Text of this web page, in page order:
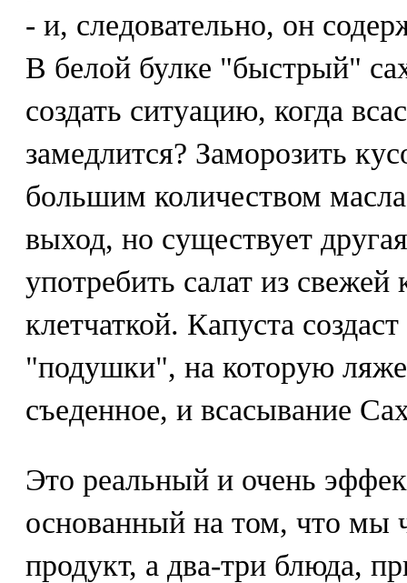
- и, следовательно, он
В белой булке "быстрый"
создать ситуацию, когда
замедлится? Заморозить
большим количеством
выход, но существует
употребить салат из
клетчаткой. Капуста
"подушки", на которую
съеденное, и всасывание
Это реальный и очень
основанный на том, что мы
продукт, а два-три блюда,